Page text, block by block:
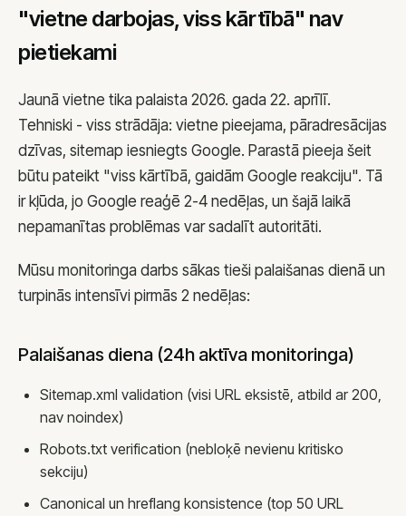
Kādēļ mēs
Metodoloģija
Atsauksmes
Klientu stāsti
Pieraksti
Kontakti
Konsultācijas
Vakances
ZVANS
+371 25 707 255
info@jkonsult.lv
BIROJS
Lāčplēša iela 62, Rīga
"vietne darbojas, viss kārtībā" nav
pietiekami
Jaunā vietne tika palaista 2026. gada 22. aprīlī.
Tehniski - viss strādāja: vietne pieejama, pāradresācijas
dzīvas, sitemap iesniegts Google. Parastā pieeja šeit
būtu pateikt "viss kārtībā, gaidām Google reakciju". Tā
ir kļūda, jo Google reaģē 2-4 nedēļas, un šajā laikā
nepamanītas problēmas var sadalīt autoritāti.
Mūsu monitoringa darbs sākas tieši palaišanas dienā un
turpinās intensīvi pirmās 2 nedēļas:
Palaišanas diena (24h aktīva monitoringa)
Sitemap.xml validation (visi URL eksistē, atbild ar 200,
nav noindex)
Robots.txt verification (nebloķē nevienu kritisko
sekciju)
Canonical un hreflang konsistence (top 50 URL